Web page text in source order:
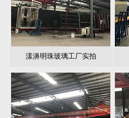
漾濞明珠玻璃工厂实拍